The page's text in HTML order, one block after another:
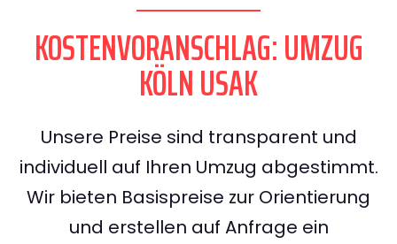
KOSTENVORANSCHLAG: UMZUG
KÖLN USAK
Unsere Preise sind transparent und
individuell auf Ihren Umzug abgestimmt.
Wir bieten Basispreise zur Orientierung
und erstellen auf Anfrage ein